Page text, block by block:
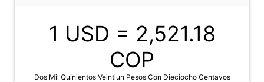
1 USD = 2,521.18
COP
Dos Mil Quinientos Veintiun Pesos Con Dieciocho Centavos